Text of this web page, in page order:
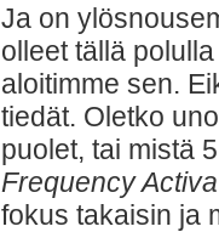
Ja on
olleet tällä
aloitimme sen.
tiedät. Oletko
puolet, tai mistä
Frequency
fokus takaisin ja